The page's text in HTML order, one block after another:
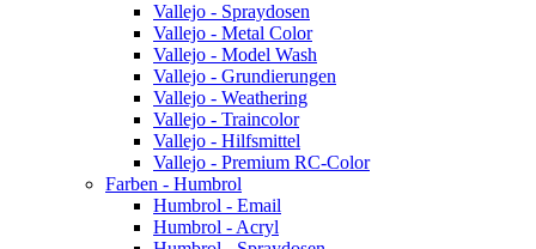
Vallejo - Spraydosen
Vallejo - Metal Color
Vallejo - Model Wash
Vallejo - Grundierungen
Vallejo - Weathering
Vallejo - Traincolor
Vallejo - Hilfsmittel
Vallejo - Premium RC-Color
Farben - Humbrol
Humbrol - Email
Humbrol - Acryl